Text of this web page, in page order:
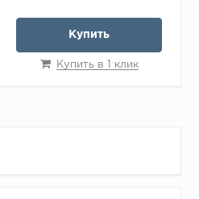
Купить
Купить в 1 клик